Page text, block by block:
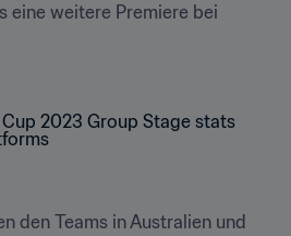
eine weitere Premiere bei
den Teams in Australien und